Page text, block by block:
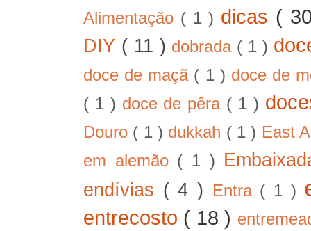
Alimentação ( 1 ) dicas (
DIY ( 11 ) dobrada ( 1 )
doce de maçã ( 1 ) doce de
( 1 ) doce de pêra ( 1 )
Douro ( 1 ) dukkah ( 1 ) East
em alemão ( 1 )
endívias ( 4 ) Entra ( 1 )
entrecosto ( 18 )